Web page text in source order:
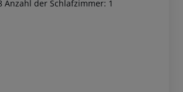
der Schlafzimmer: 1